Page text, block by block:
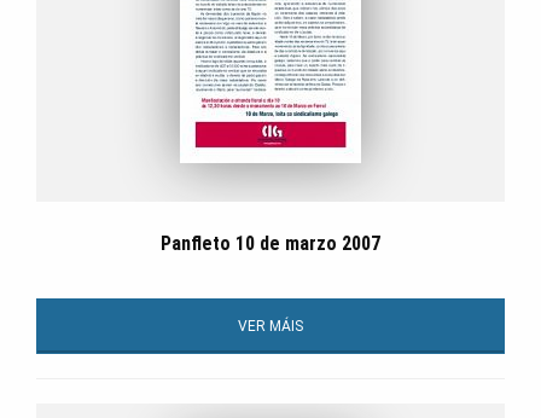
Panfleto 10 de marzo 2007
VER MÁIS